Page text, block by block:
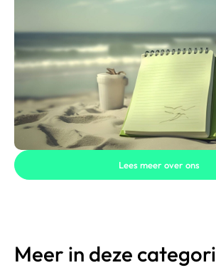
Lees meer over ons
Meer in deze